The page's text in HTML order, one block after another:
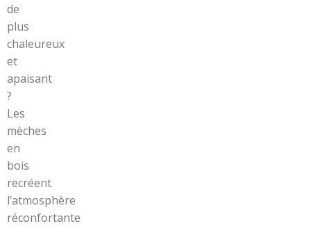
de
plus
chaleureux
et
apaisant
?
Les
mèches
en
bois
recréent
l’atmosphère
réconfortante